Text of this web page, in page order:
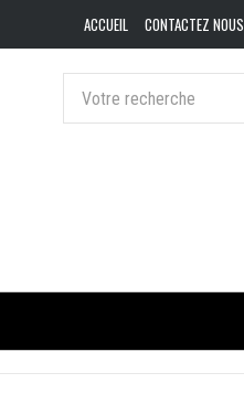
ACCUEIL CONTACTEZ NOUS